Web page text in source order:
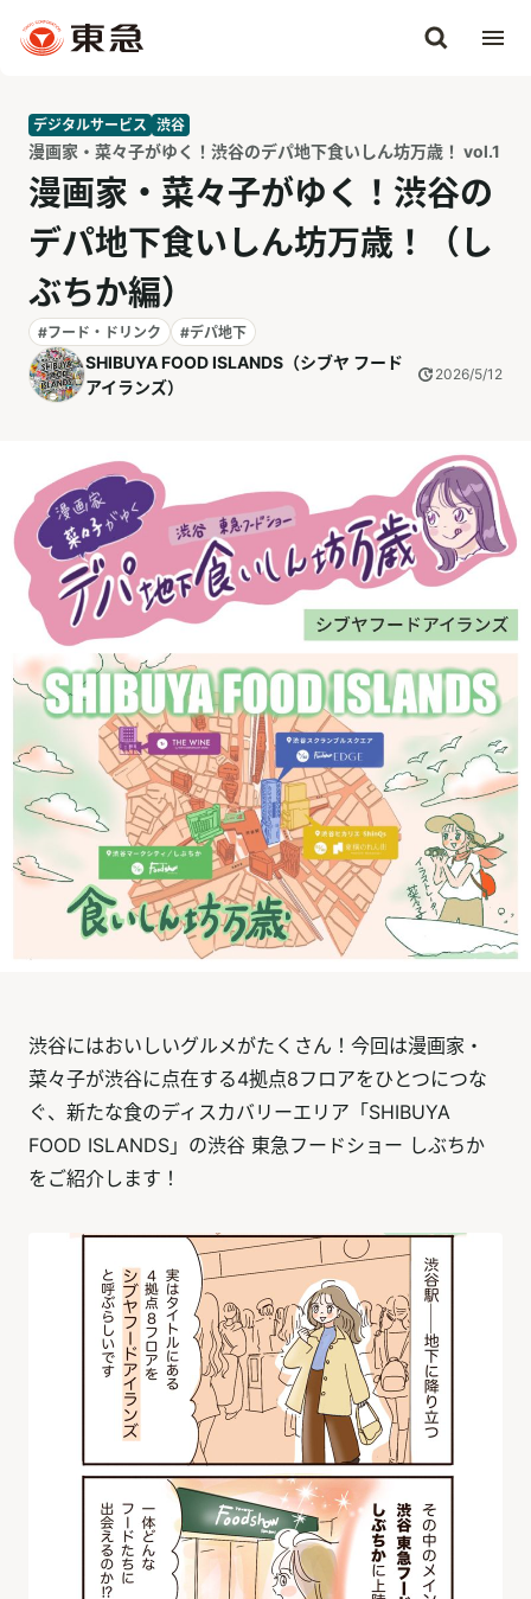
デジタルサービス 渋谷
漫画家・菜々子がゆく！渋谷のデパ地下食いしん坊万歳！ vol.1
漫画家・菜々子がゆく！渋谷の
デパ地下食いしん坊万歳！（し
ぶちか編）
#フード・ドリンク #デパ地下
SHIBUYA FOOD ISLANDS（シブヤ フード
アイランズ）
2026/5/12
渋谷にはおいしいグルメがたくさん！今回は漫画家・
菜々子が渋谷に点在する4拠点8フロアをひとつにつな
ぐ、新たな食のディスカバリーエリア「SHIBUYA
FOOD ISLANDS」の渋谷 東急フードショー しぶちか
をご紹介します！